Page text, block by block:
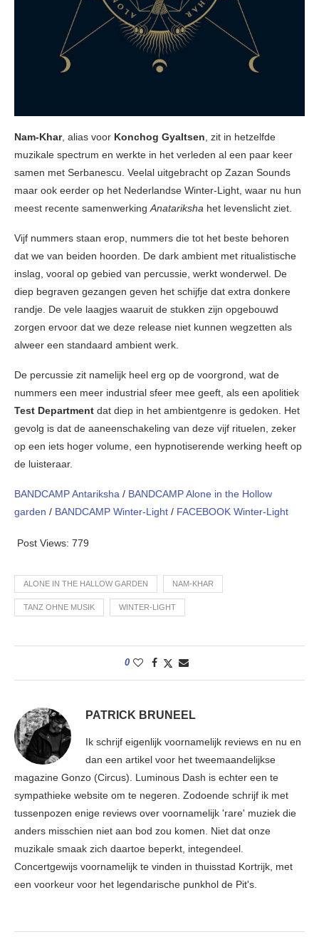
Nam-Khar, alias voor Konchog Gyaltsen, zit in hetzelfde
muzikale spectrum en werkte in het verleden al een paar keer
samen met Serbanescu. Veelal uitgebracht op Zazan Sounds
maar ook eerder op het Nederlandse Winter-Light, waar nu hun
meest recente samenwerkingAnatariksha het levenslicht ziet.
Vijf nummers staan erop, nummers die tot het beste behoren
dat we van beiden hoorden. De dark ambient met ritualistische
inslag, vooral op gebied van percussie, werkt wonderwel. De
diep begraven gezangen geven het schijfje dat extra donkere
randje. De vele laagjes waaruit de stukken zijn opgebouwd
zorgen ervoor dat we deze release niet kunnen wegzetten als
alweer een standaard ambient werk.
De percussie zit namelijk heel erg op de voorgrond, wat de
nummers een meer industrial sfeer mee geeft, als een apolitiek
Test Department dat diep in het ambientgenre is gedoken. Het
gevolg is dat de aaneenschakeling van deze vijf rituelen, zeker
op een iets hoger volume, een hypnotiserende werking heeft op
de luisteraar.
BANDCAMP Antariksha / BANDCAMP Alone in the Hollow
garden / BANDCAMP Winter-Light / FACEBOOK Winter-Light
Post Views: 779
ALONE IN THE HALLOW GARDEN NAM-KHAR
TANZ OHNE MUSIK WINTER-LIGHT
0
PATRICK BRUNEEL
Ik schrijf eigenlijk voornamelijk reviews en nu en
dan een artikel voor het tweemaandelijkse
magazine Gonzo (Circus). Luminous Dash is echter een te
sympathieke website om te negeren. Zodoende schrijf ik met
tussenpozen enige reviews over voornamelijk 'rare' muziek die
anders misschien niet aan bod zou komen. Niet dat onze
muzikale smaak zich daartoe beperkt, integendeel.
Concertgewijs voornamelijk te vinden in thuisstad Kortrijk, met
een voorkeur voor het legendarische punkhol de Pit's.